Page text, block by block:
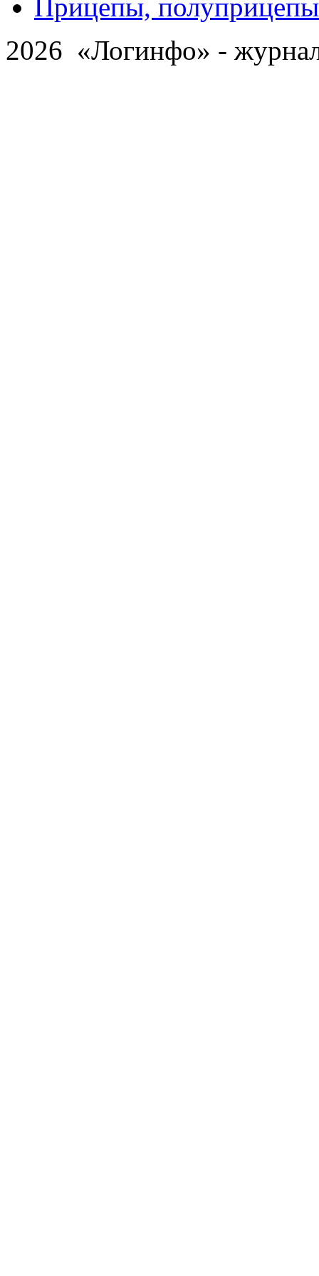
Прицепы, полуприцепы
2026 «Логинфо» -